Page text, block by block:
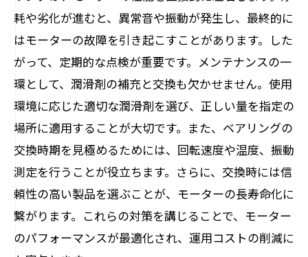
耗や劣化が進むと、異常音や振動が発生し、最終的に
はモーターの故障を引き起こすことがあります。した
がって、定期的な点検が重要です。メンテナンスの一
環として、潤滑剤の補充と交換も欠かせません。使用
環境に応じた適切な潤滑剤を選び、正しい量を指定の
場所に適用することが大切です。また、ベアリングの
交換時期を見極めるためには、回転速度や温度、振動
測定を行うことが役立ちます。さらに、交換時には信
頼性の高い製品を選ぶことが、モーターの長寿命化に
繋がります。これらの対策を講じることで、モーター
のパフォーマンスが最適化され、運用コストの削減に